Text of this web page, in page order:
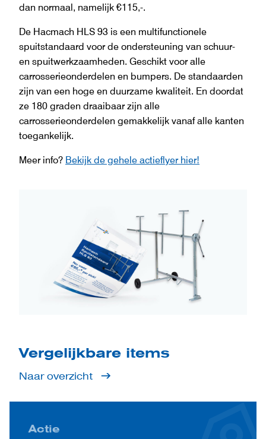
dan normaal, namelijk €115,-.
De Hacmach HLS 93 is een multifunctionele
spuitstandaard voor de ondersteuning van schuur-
en spuitwerkzaamheden. Geschikt voor alle
carrosserieonderdelen en bumpers. De standaarden
zijn van een hoge en duurzame kwaliteit. En doordat
ze 180 graden draaibaar zijn alle
carrosserieonderdelen gemakkelijk vanaf alle kanten
toegankelijk.
Meer info? Bekijk de gehele actieflyer hier!
Vergelijkbare items
Naar overzicht
Actie